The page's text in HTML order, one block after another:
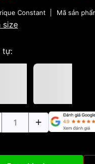
Constant Mã sản
size
tự: